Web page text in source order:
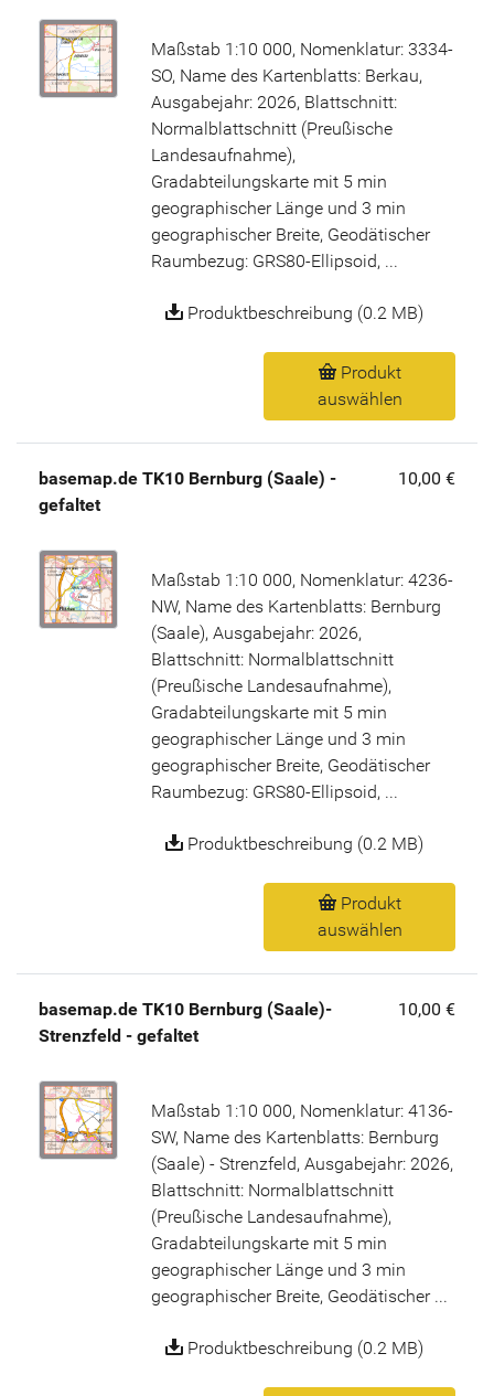
Maßstab 1:10 000, Nomenklatur: 3334-
SO, Name des Kartenblatts: Berkau,
Ausgabejahr: 2026, Blattschnitt:
Normalblattschnitt (Preußische
Landesaufnahme),
Gradabteilungskarte mit 5 min
geographischer Länge und 3 min
geographischer Breite, Geodätischer
Raumbezug: GRS80-Ellipsoid, ...
Produktbeschreibung (0.2 MB)
Produkt
auswählen
basemap.de TK10 Bernburg (Saale) -
gefaltet
10,00 €
Maßstab 1:10 000, Nomenklatur: 4236-
NW, Name des Kartenblatts: Bernburg
(Saale), Ausgabejahr: 2026,
Blattschnitt: Normalblattschnitt
(Preußische Landesaufnahme),
Gradabteilungskarte mit 5 min
geographischer Länge und 3 min
geographischer Breite, Geodätischer
Raumbezug: GRS80-Ellipsoid, ...
Produktbeschreibung (0.2 MB)
Produkt
auswählen
basemap.de TK10 Bernburg (Saale)-
Strenzfeld - gefaltet
10,00 €
Maßstab 1:10 000, Nomenklatur: 4136-
SW, Name des Kartenblatts: Bernburg
(Saale) - Strenzfeld, Ausgabejahr: 2026,
Blattschnitt: Normalblattschnitt
(Preußische Landesaufnahme),
Gradabteilungskarte mit 5 min
geographischer Länge und 3 min
geographischer Breite, Geodätischer ...
Produktbeschreibung (0.2 MB)